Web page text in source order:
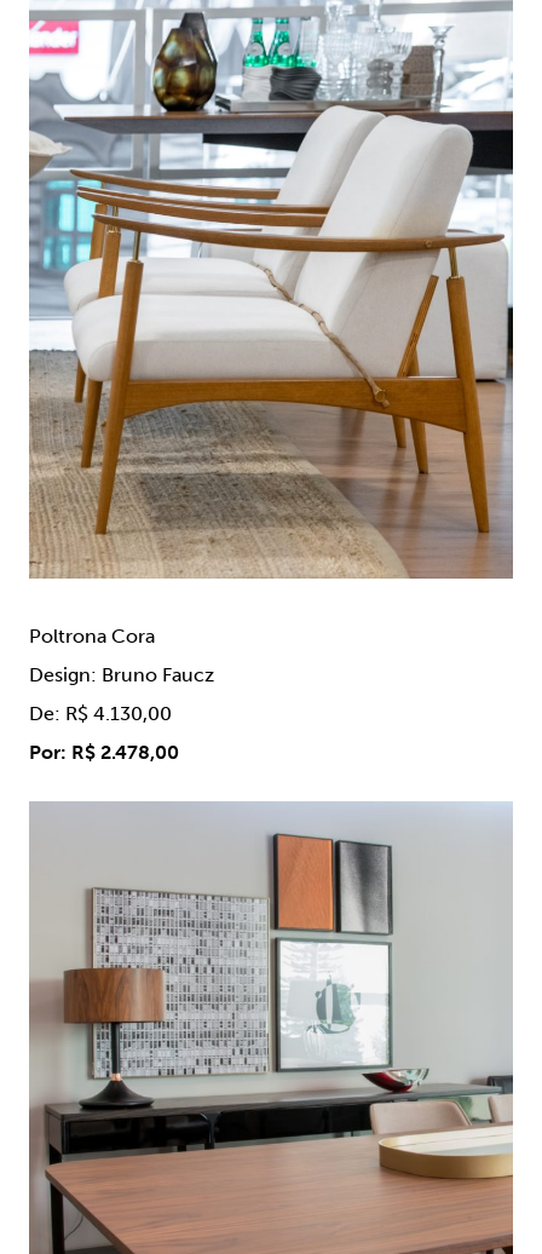
Poltrona Cora
Design: Bruno Faucz
De: R$ 4.130,00
Por: R$ 2.478,00